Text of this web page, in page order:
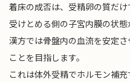
着床の成否は、受精卵の質だけ
受けとめる側の子宮内膜の状態
漢方では骨盤内の血流を安定
ことを目指します。
これは体外受精でホルモン補充